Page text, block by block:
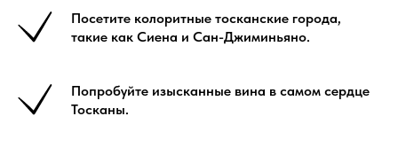
Посетите колоритные тосканские города,
такие как Сиена и Сан-Джиминьяно.
Попробуйте изысканные вина в самом сердце
Тосканы.